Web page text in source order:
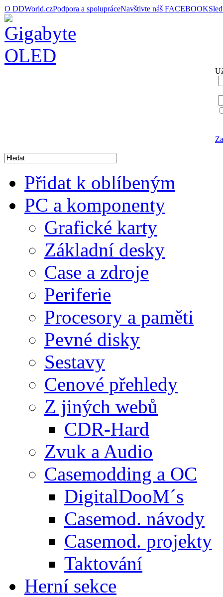
O DDWorld.czPodpora a spolupráceNavštivte náš FACEBOOK
Přidat k oblíbeným
PC a komponenty
Grafické karty
Základní desky
Case a zdroje
Periferie
Procesory a paměti
Pevné disky
Sestavy
Cenové přehledy
Z jiných webů
CDR-Hard
Zvuk a Audio
Casemodding a OC
DigitalDooM´s
Casemod. návody
Casemod. projekty
Taktování
Herní sekce